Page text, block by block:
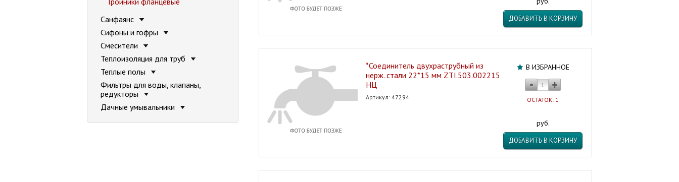
ДОБАВИТЬ В КОРЗИНУ
В ИЗБРАННОЕ
ОСТАТОК: 1
руб.
ДОБАВИТЬ В КОРЗИНУ
*Соединитель двухраструбный из
нерж. стали 22*15 мм ZTI.503.002215
НЦ
Артикул: 47294
Санфаянс
Сифоны и гофры
Смесители
Теплоизоляция для труб
Теплые полы
Фильтры для воды, клапаны,
редукторы
Дачные умывальники